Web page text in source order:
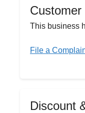
This business
File a
Discount